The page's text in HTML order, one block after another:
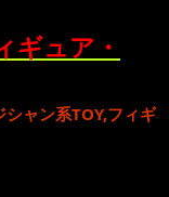
ギュア・
シャン系TOY,フィギ